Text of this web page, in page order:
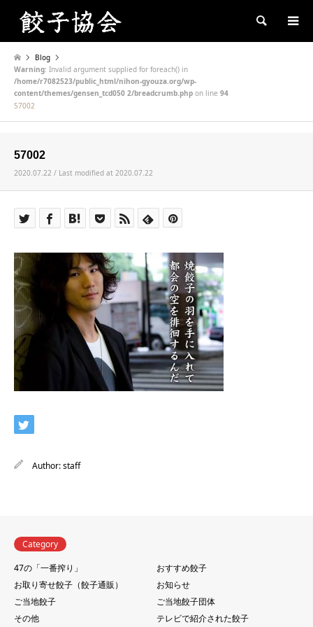
Search
Blog
Warning: Invalid argument supplied for foreach() in
/home/r7082523/public_html/nihon-gyouza.org/wp-
content/themes/gensen_tcd050 2/breadcrumb.php on line 94
57002
57002
2020.07.22 / Last modified at 2020.07.22
Author:staff
Category
47の「一番搾り」
おすすめ餃子
お取り寄せ餃子（餃子通販）
お知らせ
ご当地餃子
ご当地餃子団体
その他
テレビで紹介された餃子